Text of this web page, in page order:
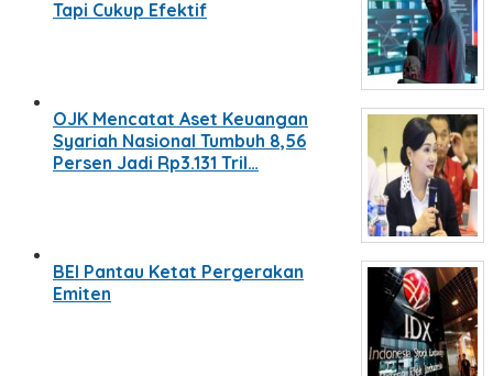
Tapi Cukup Efektif
OJK Mencatat Aset Keuangan
Syariah Nasional Tumbuh 8,56
Persen Jadi Rp3.131 Tril…
BEI Pantau Ketat Pergerakan
Emiten